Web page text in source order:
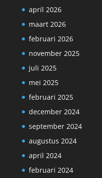
april 2026
maart 2026
februari 2026
november 2025
juli 2025
mei 2025
februari 2025
december 2024
september 2024
augustus 2024
april 2024
februari 2024